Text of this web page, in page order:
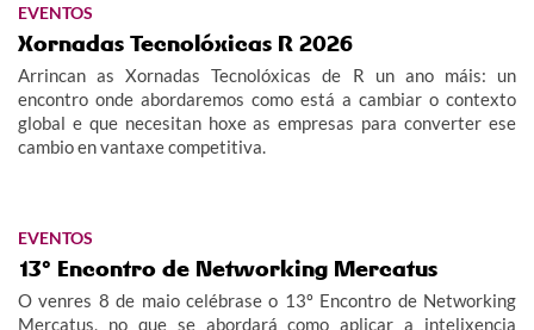
EVENTOS
Xornadas Tecnolóxicas R 2026
Arrincan as Xornadas Tecnolóxicas de R un ano máis: un
encontro onde abordaremos como está a cambiar o contexto
global e que necesitan hoxe as empresas para converter ese
cambio en vantaxe competitiva.
EVENTOS
13º Encontro de Networking Mercatus
O venres 8 de maio celébrase o 13º Encontro de Networking
Mercatus, no que se abordará como aplicar a intelixencia